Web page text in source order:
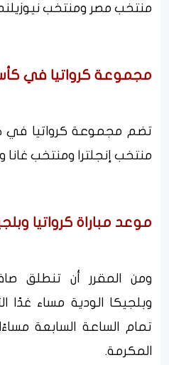
منتخب مصر ومنتخب
مجموعة كرواتيا في كأس
منتخب إنجلترا ومنتخب غانا
موعد مباراة كرواتيا
ومن المقرر أن تنطلق
تمام الساعة السابعة
المكرمة.